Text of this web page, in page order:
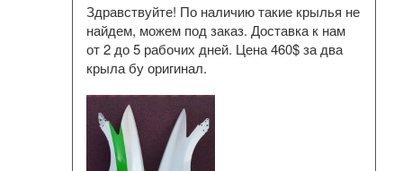
Здравствуйте! По наличию такие крылья не
найдем, можем под заказ. Доставка к нам
от 2 до 5 рабочих дней. Цена 460$ за два
крыла бу оригинал.